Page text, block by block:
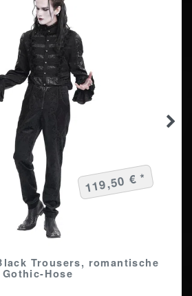
Trousers, romantische
Gothic-Hose
119,50 € *